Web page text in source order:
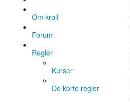
Om krolf
Forum
Regler
Kurser
De korte regler